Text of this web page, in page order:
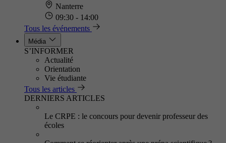
Nanterre
09:30 - 14:00
Tous les événements
Média
S’INFORMER
Actualité
Orientation
Vie étudiante
Tous les articles
DERNIERS ARTICLES
Le CRPE : le concours pour devenir professeur des
écoles